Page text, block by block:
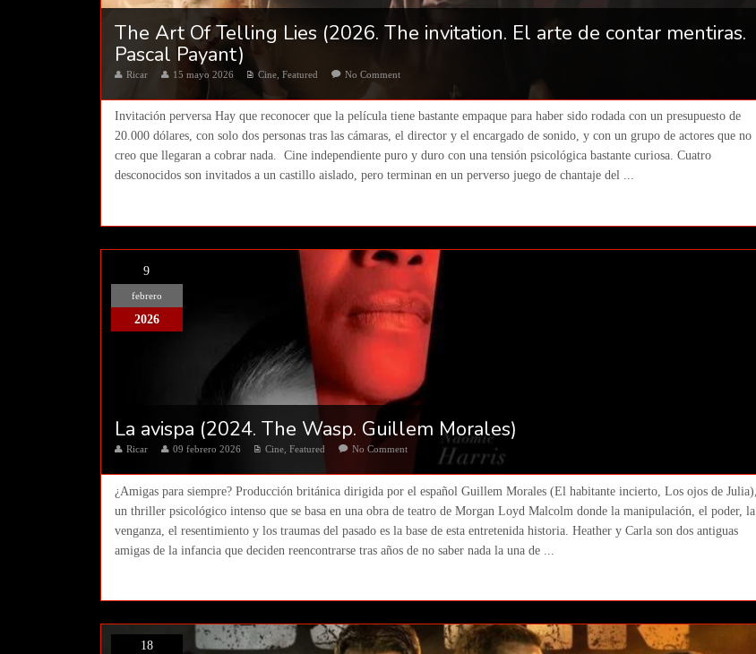
The Art Of Telling Lies (2026. The invitation. El arte de contar mentiras.
Pascal Payant)
Ricar 15 mayo 2026 Cine ,Featured No Comment
Invitación perversa Hay que reconocer que la película tiene bastante empaque para haber sido rodada con un presupuesto de
20.000 dólares, con solo dos personas tras las cámaras, el director y el encargado de sonido, y con un grupo de actores que no
creo que llegaran a cobrar nada. Cine independiente puro y duro con una tensión psicológica bastante curiosa. Cuatro
desconocidos son invitados a un castillo aislado, pero terminan en un perverso juego de chantaje del ...
9
febrero
2026
La avispa (2024. The Wasp. Guillem Morales)
Ricar 09 febrero 2026 Cine ,Featured No Comment
¿Amigas para siempre? Producción británica dirigida por el español Guillem Morales (El habitante incierto, Los ojos de Julia),
un thriller psicológico intenso que se basa en una obra de teatro de Morgan Loyd Malcolm donde la manipulación, el poder, la
venganza, el resentimiento y los traumas del pasado es la base de esta entretenida historia. Heather y Carla son dos antiguas
amigas de la infancia que deciden reencontrarse tras años de no saber nada la una de ...
18